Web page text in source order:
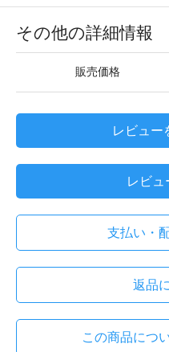
その他の詳細情報
販売価格
レビュー
レビュ
支払い・
返品
この商品につ